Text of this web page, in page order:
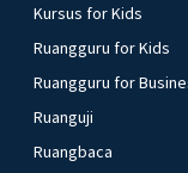
Kursus for Kids
Ruangguru for Kids
Ruangguru for
Ruanguji
Ruangbaca